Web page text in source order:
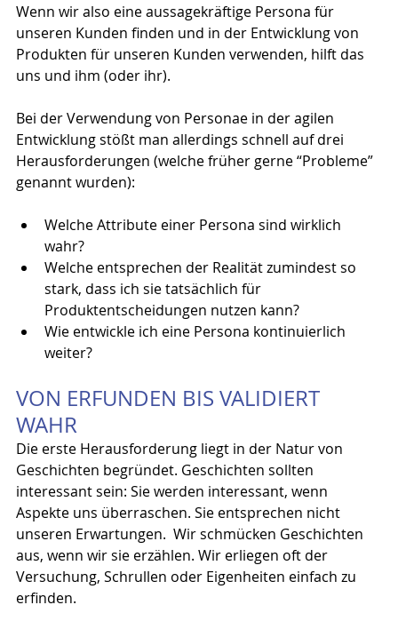
Wenn wir also eine aussagekräftige Persona für
unseren Kunden finden und in der Entwicklung von
Produkten für unseren Kunden verwenden, hilft das
uns und ihm (oder ihr).
Bei der Verwendung von Personae in der agilen
Entwicklung stößt man allerdings schnell auf drei
Herausforderungen (welche früher gerne “Probleme”
genannt wurden):
Welche Attribute einer Persona sind wirklich
wahr?
Welche entsprechen der Realität zumindest so
stark, dass ich sie tatsächlich für
Produktentscheidungen nutzen kann?
Wie entwickle ich eine Persona kontinuierlich
weiter?
VON ERFUNDEN BIS VALIDIERT
WAHR
Die erste Herausforderung liegt in der Natur von
Geschichten begründet. Geschichten sollten
interessant sein: Sie werden interessant, wenn
Aspekte uns überraschen. Sie entsprechen nicht
unseren Erwartungen.  Wir schmücken Geschichten
aus, wenn wir sie erzählen. Wir erliegen oft der
Versuchung, Schrullen oder Eigenheiten einfach zu
erfinden.